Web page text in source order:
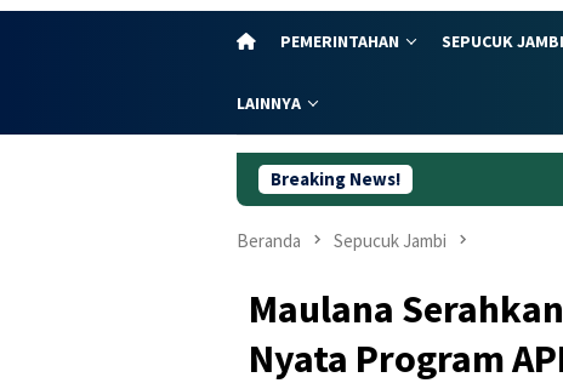
PEMERINTAHAN SEPUCUK JAMBI
LAINNYA
Breaking News! Dugaan
Beranda Sepucuk Jambi
Maulana
Nyata Program